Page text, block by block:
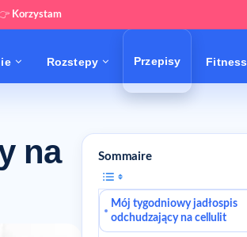
Korzystam
Rozstepy Przepisy Fitness
na
Sommaire
Mój tygodniowy jadłospis
odchudzający na cellulit